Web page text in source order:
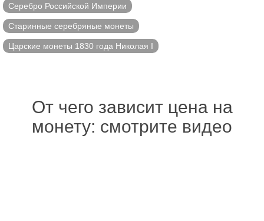
Серебро Российской Империи
Старинные серебряные монеты
Царские монеты 1830 года Николая I
От чего зависит цена на
монету: смотрите видео